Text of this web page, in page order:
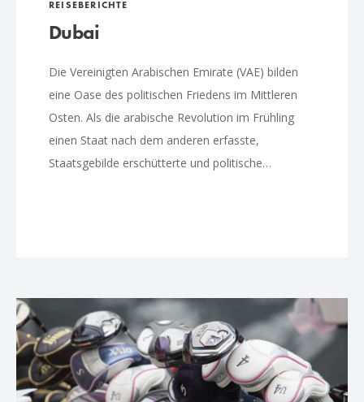
REISEBERICHTE
Dubai
Die Vereinigten Arabischen Emirate (VAE) bilden
eine Oase des politischen Friedens im Mittleren
Osten. Als die arabische Revolution im Frühling
einen Staat nach dem anderen erfasste,
Staatsgebilde erschütterte und politische…